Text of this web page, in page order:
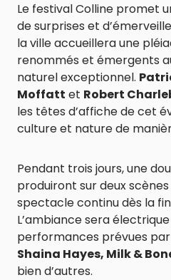
Le festival Colline promet
de surprises et
la ville accueillera une
renommés et émergents
naturel exceptionnel.
Moffatt et Robert
les têtes d’affiche de cet
culture et nature de
Pendant trois jours, une
produiront sur deux
spectacle continu dès la
L’ambiance sera
performances prévues
Shaina Hayes, Milk &
bien d’autres.